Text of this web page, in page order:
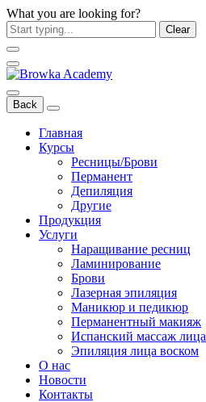
What you are looking for?
Clear
Back
Главная
Курсы
Ресницы/Брови
Перманент
Депиляция
Другие
Продукция
Услуги
Наращивание ресниц
Ламинирование
Брови
Лазерная эпиляция
Маникюр и педикюр
Перманентный макияж
Испанский массаж лица
Эпиляция лица воском
О нас
Новости
Контакты